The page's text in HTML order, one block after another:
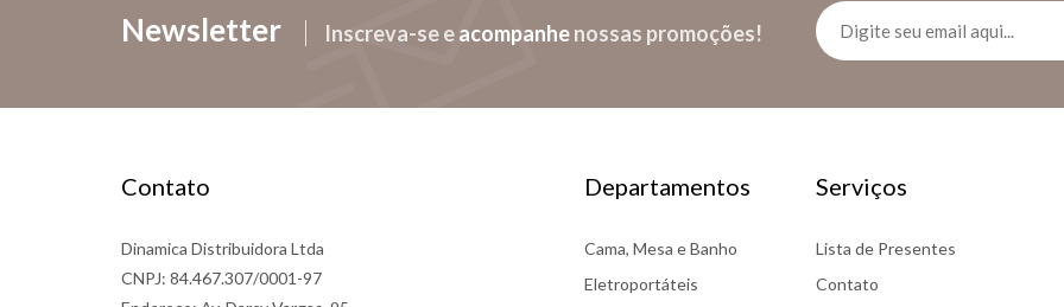
Newsletter Inscreva-se eacompanhenossas promoções!
Contato
Dinamica Distribuidora Ltda
CNPJ: 84.467.307/0001-97
Departamentos
Cama, Mesa e Banho
Eletroportáteis
Serviços
Lista de Presentes
Contato